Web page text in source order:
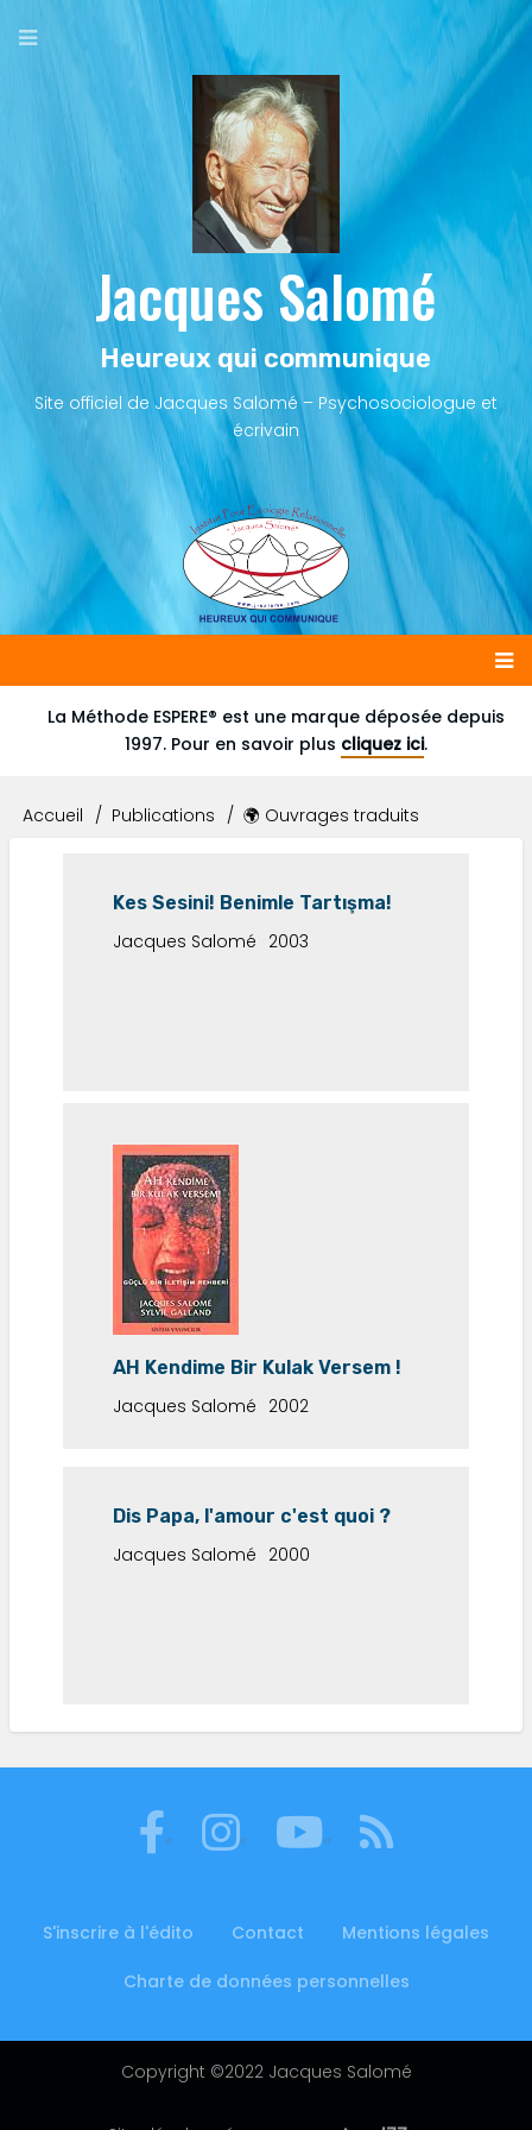
au
Jacques Salomé
Heureux qui communique
Site officiel de Jacques Salomé – Psychosociologue et
écrivain
Main
navigation
La Méthode ESPERE® est une marque déposée depuis
1997. Pour en savoir plus cliquez ici.
FilAccueil Publications 🌍 Ouvrages traduits
Kes Sesini! Benimle Tartışma!
Jacques Salomé 2003
AH Kendime Bir Kulak Versem !
Jacques Salomé 2002
Dis Papa, l'amour c'est quoi ?
Jacques Salomé 2000
Footer
S'inscrire à l'édito Contact Mentions légales
Charte de données personnelles
Copyright ©2022 Jacques Salomé